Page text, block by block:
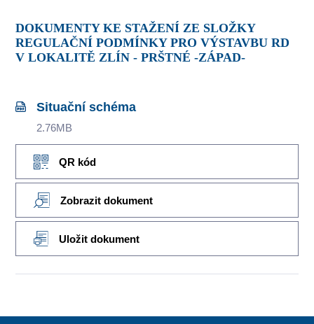
DOKUMENTY KE STAŽENÍ ZE SLOŽKY
REGULAČNÍ PODMÍNKY PRO VÝSTAVBU RD
V LOKALITĚ ZLÍN - PRŠTNÉ -ZÁPAD-
Situační schéma
2.76MB
QR kód
Zobrazit dokument
Uložit dokument